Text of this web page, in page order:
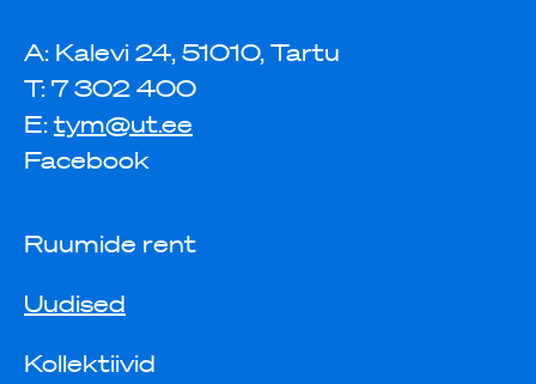
A: Kalevi 24, 51010, Tartu
T: 7 302 400
E: tym@ut.ee
Facebook
Ruumide rent
Uudised
Kollektiivid